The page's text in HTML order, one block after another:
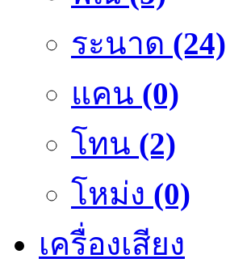
ระนาด (24)
แคน (0)
โทน (2)
โหม่ง (0)
เครื่องเสียง